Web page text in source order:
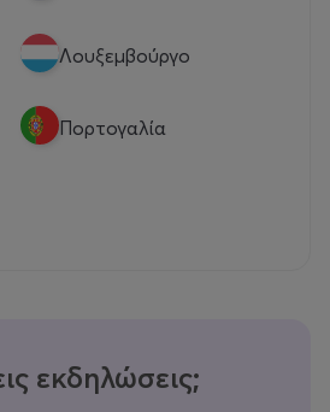
Λουξεμβούργο
Πορτογαλία
εκδηλώσεις;